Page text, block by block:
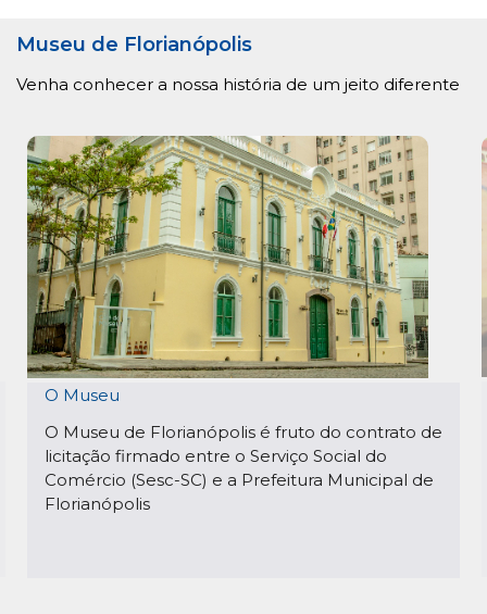
Museu de Florianópolis
Venha conhecer a nossa história de um jeito diferente
O Museu
O Museu de Florianópolis é fruto do contrato de
licitação firmado entre o Serviço Social do
Comércio (Sesc-SC) e a Prefeitura Municipal de
Florianópolis